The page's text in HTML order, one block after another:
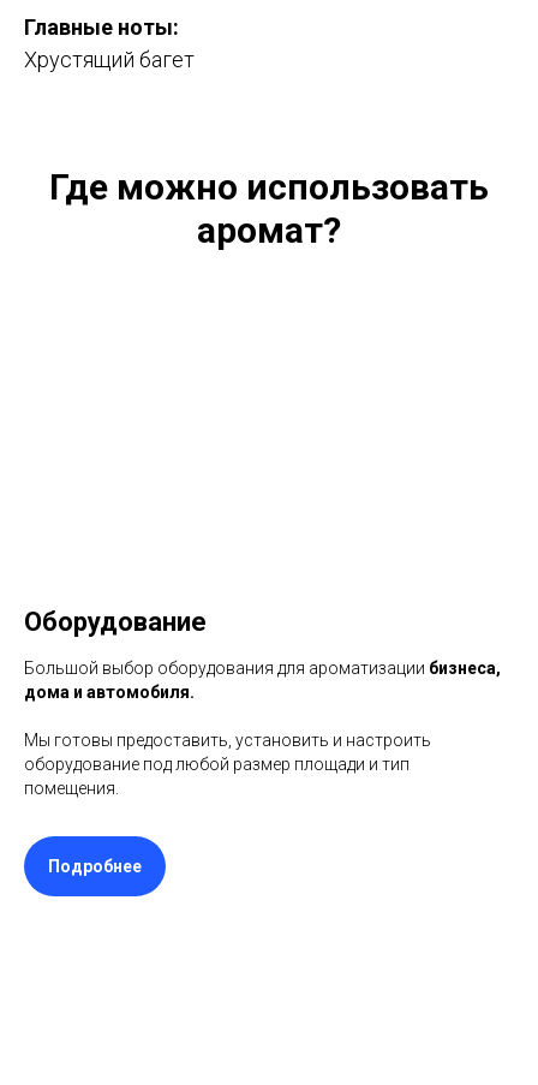
Главные ноты:
Хрустящий багет
Где можно использовать
аромат?
Оборудование
Большой выбор оборудования для ароматизации бизнеса,
дома и автомобиля.
Мы готовы предоставить, установить и настроить
оборудование под любой размер площади и тип
помещения.
Подробнее